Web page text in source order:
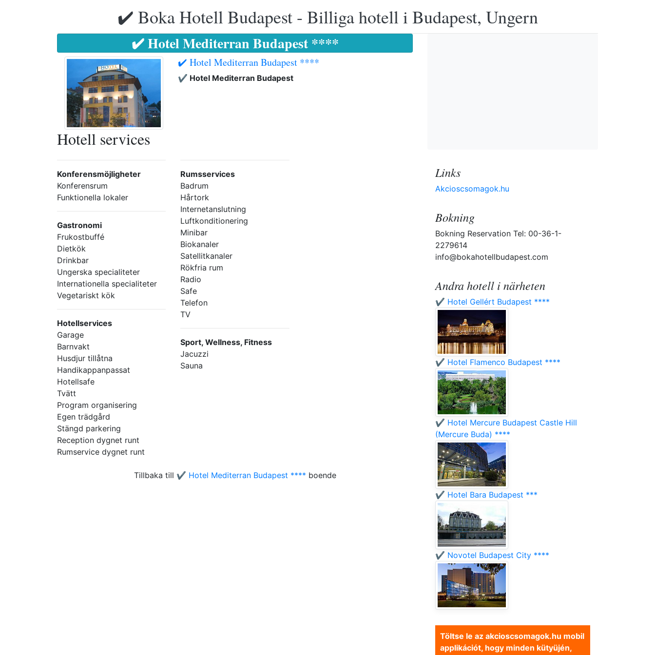
✔️ Boka Hotell Budapest - Billiga hotell i Budapest, Ungern
✔️ Hotel Mediterran Budapest ****
✔️ Hotel Mediterran Budapest ****
✔️ Hotel Mediterran Budapest
Hotell services
Konferensmöjligheter
Konferensrum
Funktionella lokaler
Gastronomi
Frukostbuffé
Dietkök
Drinkbar
Ungerska specialiteter
Internationella specialiteter
Vegetariskt kök
Hotellservices
Garage
Barnvakt
Husdjur tillåtna
Handikappanpassat
Hotellsafe
Tvätt
Program organisering
Egen trädgård
Stängd parkering
Reception dygnet runt
Rumservice dygnet runt
Rumsservices
Badrum
Hårtork
Internetanslutning
Luftkonditionering
Minibar
Biokanaler
Satellitkanaler
Rökfria rum
Radio
Safe
Telefon
TV
Sport, Wellness, Fitness
Jacuzzi
Sauna
Tillbaka till ✔️ Hotel Mediterran Budapest **** boende
Links
Akcioscsomagok.hu
Bokning
Bokning Reservation Tel: 00-36-1-
2279614
info@bokahotellbudapest.com
Andra hotell i närheten
✔️ Hotel Gellért Budapest ****
✔️ Hotel Flamenco Budapest ****
✔️ Hotel Mercure Budapest Castle Hill
(Mercure Buda) ****
✔️ Hotel Bara Budapest ***
✔️ Novotel Budapest City ****
Töltse le az akcioscsomagok.hu mobil
applikációt, hogy minden kütyüjén,